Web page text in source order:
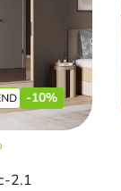
-10%
2.1